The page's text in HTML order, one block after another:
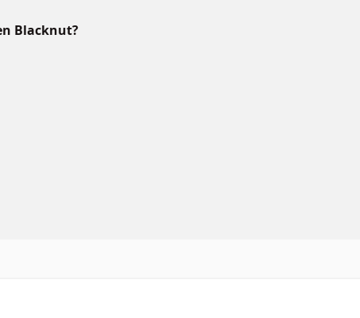
Blacknut?